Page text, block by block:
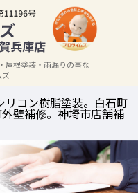
屋根塗装・雨漏りの事な
ズ
リコン樹脂塗装。白石町
壁補修。神埼市店舗補